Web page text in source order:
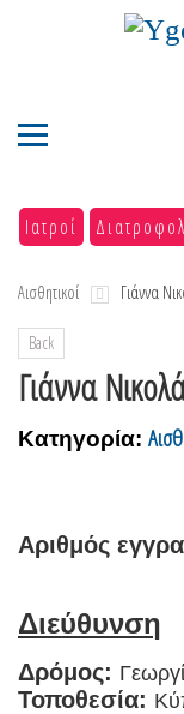
Ιατροί
Αισθητικοί Γιάννα
Back
Γιάννα
Κατηγορία:
Αριθμός
Διεύθυνση
Δρόμος:
Τοποθεσία: